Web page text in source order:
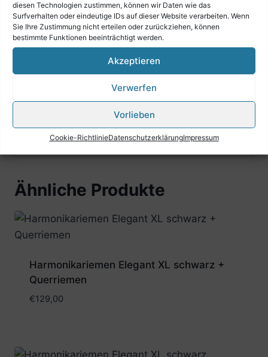
diesen Technologien zustimmen, können wir Daten wie das
Surfverhalten oder eindeutige IDs auf dieser Website verarbeiten. Wenn
Sie Ihre Zustimmung nicht erteilen oder zurückziehen, können
bestimmte Funktionen beeinträchtigt werden.
Akzeptieren
Verwerfen
Vorlieben
Cookie-RichtlinieDatenschutzerklärungImpressum
feines Randmuster ín Leder geprägt
in der Länge verstellbar
maximale Länge:110 cm
minimale Länge: 92 cm
Breite: 7 cm
inklusive Bassriemen mit Verstellschraube &
Ähnliche Produkte
Harmonikariemen Elegant XL schwarz +
Querriemen
€129,00